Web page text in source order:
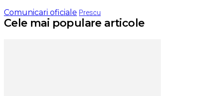
Comunicari oficiale Prescu
Cele mai populare articole